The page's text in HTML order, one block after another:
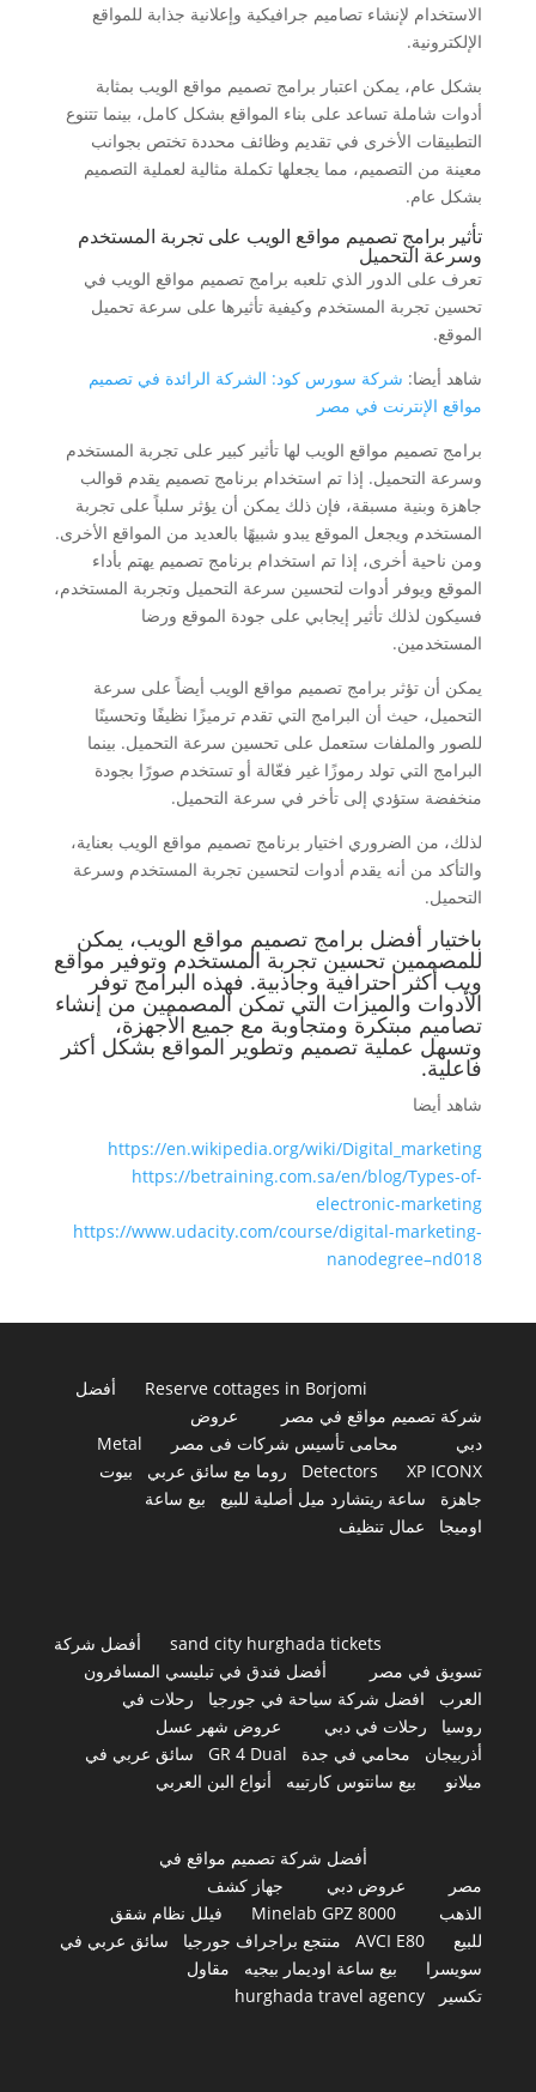
الاستخدام لإنشاء تصاميم جرافيكية وإعلانية جذابة للمواقع
الإلكترونية.
بشكل عام، يمكن اعتبار برامج تصميم مواقع الويب بمثابة
أدوات شاملة تساعد على بناء المواقع بشكل كامل، بينما تتنوع
التطبيقات الأخرى في تقديم وظائف محددة تختص بجوانب
معينة من التصميم، مما يجعلها تكملة مثالية لعملية التصميم
بشكل عام.
تأثير برامج تصميم مواقع الويب على تجربة المستخدم
وسرعة التحميل
تعرف على الدور الذي تلعبه برامج تصميم مواقع الويب في
تحسين تجربة المستخدم وكيفية تأثيرها على سرعة تحميل
الموقع.
شاهد أيضا: شركة سورس كود: الشركة الرائدة في تصميم
مواقع الإنترنت في مصر
برامج تصميم مواقع الويب لها تأثير كبير على تجربة المستخدم
وسرعة التحميل. إذا تم استخدام برنامج تصميم يقدم قوالب
جاهزة وبنية مسبقة، فإن ذلك يمكن أن يؤثر سلباً على تجربة
المستخدم ويجعل الموقع يبدو شبيهًا بالعديد من المواقع الأخرى.
ومن ناحية أخرى، إذا تم استخدام برنامج تصميم يهتم بأداء
الموقع ويوفر أدوات لتحسين سرعة التحميل وتجربة المستخدم،
فسيكون لذلك تأثير إيجابي على جودة الموقع ورضا
المستخدمين.
يمكن أن تؤثر برامج تصميم مواقع الويب أيضاً على سرعة
التحميل، حيث أن البرامج التي تقدم ترميزًا نظيفًا وتحسينًا
للصور والملفات ستعمل على تحسين سرعة التحميل. بينما
البرامج التي تولد رموزًا غير فعّالة أو تستخدم صورًا بجودة
منخفضة ستؤدي إلى تأخر في سرعة التحميل.
لذلك، من الضروري اختيار برنامج تصميم مواقع الويب بعناية،
والتأكد من أنه يقدم أدوات لتحسين تجربة المستخدم وسرعة
التحميل.
باختيار أفضل برامج تصميم مواقع الويب، يمكن
للمصممين تحسين تجربة المستخدم وتوفير مواقع
ويب أكثر احترافية وجاذبية. فهذه البرامج توفر
الأدوات والميزات التي تمكن المصممين من إنشاء
تصاميم مبتكرة ومتجاوبة مع جميع الأجهزة،
وتسهل عملية تصميم وتطوير المواقع بشكل أكثر
فاعلية.
شاهد أيضا
https://en.wikipedia.org/wiki/Digital_marketing
https://betraining.com.sa/en/blog/Types-of-
electronic-marketing
https://www.udacity.com/course/digital-marketing-
nanodegree–nd018
Reserve cottages in Borjomi
أفضل
شركة تصميم مواقع في مصر
عروض
دبي
محامى تأسيس شركات فى مصر
Metal
Detectors
XP ICONX روما مع سائق عربي
بيوت
جاهزة
ساعة ريتشارد ميل أصلية للبيع
بيع ساعة
اوميجا
عمال تنظيف
sand city hurghada tickets
أفضل شركة
تسويق في مصر
أفضل فندق في تبليسي المسافرون
العرب
افضل شركة سياحة في جورجيا
رحلات في
روسيا
رحلات في دبي
عروض شهر عسل
أذربيجان
محامي في جدة GR 4 Dual
سائق عربي في
ميلانو
بيع سانتوس كارتييه أنواع البن العربي
أفضل شركة تصميم مواقع في
مصر
عروض دبي
جهاز كشف
الذهب
Minelab GPZ 8000
فيلل نظام شقق
للبيع
AVCI E80 منتجع براجراف جورجيا
سائق عربي في
سويسرا
بيع ساعة اوديمار بيجيه
مقاول
تكسير
hurghada travel agency